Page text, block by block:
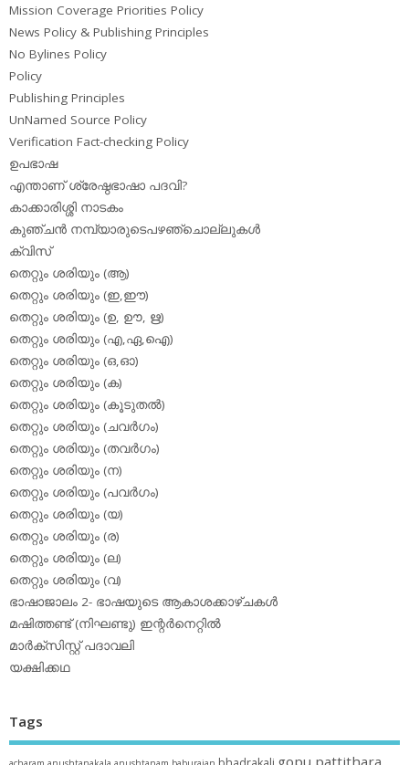
Mission Coverage Priorities Policy
News Policy & Publishing Principles
No Bylines Policy
Policy
Publishing Principles
UnNamed Source Policy
Verification Fact-checking Policy
ഉപഭാഷ
എന്താണ് ശ്രേഷ്ഠഭാഷാ പദവി?
കാക്കാരിശ്ശി നാടകം
കുഞ്ചന്‍ നമ്പ്യാരുടെപഴഞ്ചൊല്ലുകള്‍
ക്വിസ്
തെറ്റും ശരിയും (ആ)
തെറ്റും ശരിയും (ഇ,ഈ)
തെറ്റും ശരിയും (ഉ, ഊ, ഋ)
തെറ്റും ശരിയും (എ,ഏ,ഐ)
തെറ്റും ശരിയും (ഒ,ഓ)
തെറ്റും ശരിയും (ക)
തെറ്റും ശരിയും (കൂടുതല്‍)
തെറ്റും ശരിയും (ചവര്‍ഗം)
തെറ്റും ശരിയും (തവര്‍ഗം)
തെറ്റും ശരിയും (ന)
തെറ്റും ശരിയും (പവര്‍ഗം)
തെറ്റും ശരിയും (യ)
തെറ്റും ശരിയും (ര)
തെറ്റും ശരിയും (ല)
തെറ്റും ശരിയും (വ)
ഭാഷാജാലം 2- ഭാഷയുടെ ആകാശക്കാഴ്ചകള്‍
മഷിത്തണ്ട് (നിഘണ്ടു) ഇന്റര്‍നെറ്റില്‍
മാര്‍ക്‌സിസ്റ്റ് പദാവലി
യക്ഷിക്കഥ
Tags